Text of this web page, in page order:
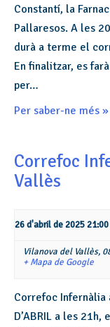
Constantí, la
Pallaresos. A les
durà a terme el
En finalitzar, es
per…
Per saber-ne més »
Correfoc
Vallès
26 d'abril de 2025 21:00
Vilanova del Vallès,
+ Mapa de Google
Correfoc Infernàlia
D’ABRIL a les 21h,